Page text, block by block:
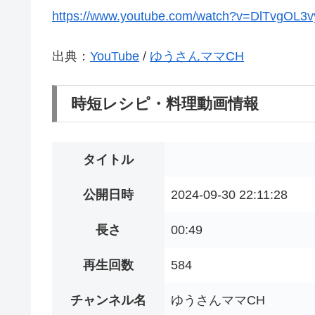
https://www.youtube.com/
出典： YouTube / ゆうさんママCH
時短レシピ・料理動画情報
タイトル
公開日時 2024-09-30 22:11:28
長さ 00:49
再生回数 584
チャンネル名 ゆうさんママCH